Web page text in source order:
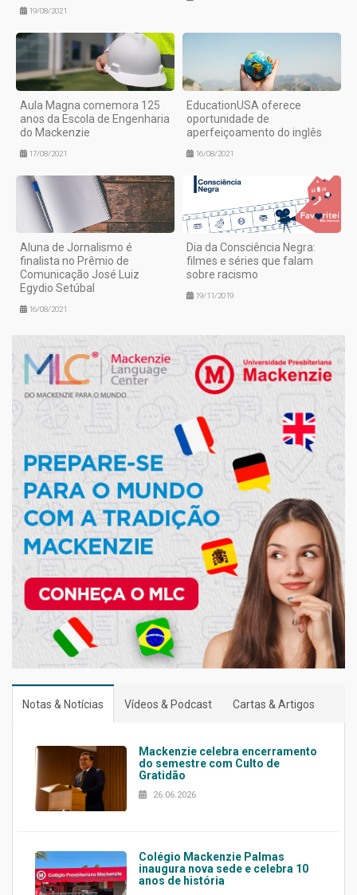
19/08/2021
Aula Magna comemora 125
anos da Escola de Engenharia
do Mackenzie
17/08/2021
EducationUSA oferece
oportunidade de
aperfeiçoamento do inglês
16/08/2021
Aluna de Jornalismo é
finalista no Prêmio de
Comunicação José Luiz
Egydio Setúbal
16/08/2021
Dia da Consciência Negra:
filmes e séries que falam
sobre racismo
19/11/2019
Notas & Notícias Vídeos & Podcast Cartas & Artigos
Mackenzie celebra encerramento
do semestre com Culto de
Gratidão
26.06.2026
Colégio Mackenzie Palmas
inaugura nova sede e celebra 10
anos de história